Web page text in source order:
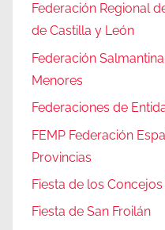
Federación Regional
de Castilla y León
Federación
Menores
Federaciones de
FEMP Federación
Provincias
Fiesta de los
Fiesta de San Froilán